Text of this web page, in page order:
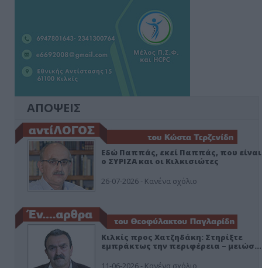
ΑΠΟΨΕΙΣ
Εδώ Παππάς, εκεί Παππάς, που είναι
ο ΣΥΡΙΖΑ και οι Κιλκισιώτες
26-07-2026 - Κανένα σχόλιο
Κιλκίς προς Χατζηδάκη: Στηρίξτε
εμπράκτως την περιφέρεια – μειώσ…
11-06-2026 - Κανένα σχόλιο